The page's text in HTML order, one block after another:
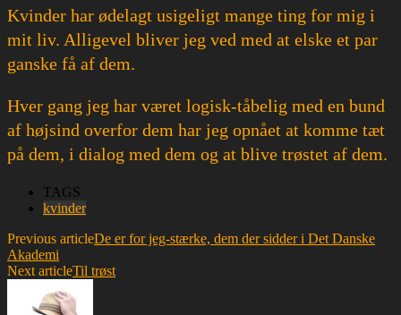
Kvinder har ødelagt usigeligt mange ting for mig i
mit liv. Alligevel bliver jeg ved med at elske et par
ganske få af dem.
Hver gang jeg har været logisk-tåbelig med en bund
af højsind overfor dem har jeg opnået at komme tæt
på dem, i dialog med dem og at blive trøstet af dem.
TAGS
kvinder
Previous articleDe er for jeg-stærke, dem der sidder i Det Danske
Akademi
Next articleTil trøst